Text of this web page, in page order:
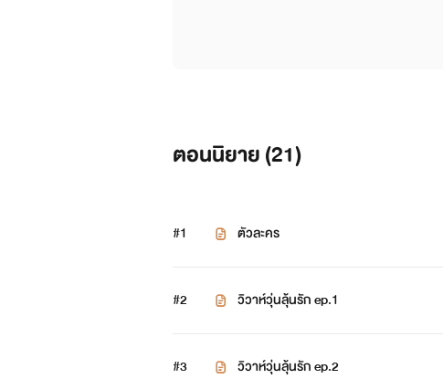
ไม่ยอมคน นั่นคือความต่างของทั้งสองคน
ตอนนิยาย (21)
#1 ตัวละคร
#2 วิวาห์วุ่นลุ้นรัก ep.1
#3 วิวาห์วุ่นลุ้นรัก ep.2